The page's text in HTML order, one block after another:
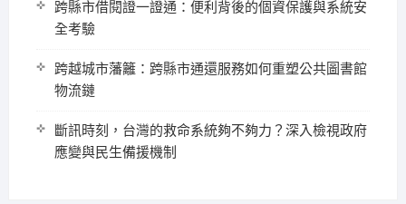
跨縣市借閱證一證通：便利背後的個資保護與系統安
全考驗
跨越城市藩籬：跨縣市通還服務如何重塑公共圖書館
物流鏈
斷訊時刻，台灣的救命系統夠不夠力？深入檢視政府
應變與民生備援機制